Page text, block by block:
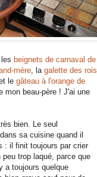
beignets de carnaval de
mère, la galette des rois
le gâteau à l'orange de
mon beau-père ! J'ai une
bien. Le seul
sa cuisine quand il
: il finit toujours par crier
trop laqué, parce que
a toujours quelque